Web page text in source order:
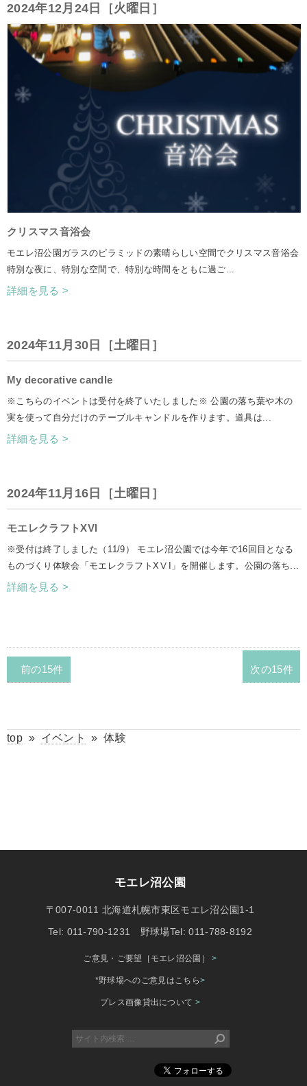
2024年12月24日［火曜日］
クリスマス音浴会
モエレ沼公園ガラスのピラミッドの素晴らしい空間でクリスマス音浴会
特別な夜に、特別な空間で、特別な時間をともに過ご...
詳細を見る >
2024年11月30日［土曜日］
My decorative candle
※こちらのイベントは受付を終了いたしました※ 公園の落ち葉や木の
実を使って自分だけのテーブルキャンドルを作ります。道具は...
詳細を見る >
2024年11月16日［土曜日］
モエレクラフトXVI
※受付は終了しました（11/9） モエレ沼公園では今年で16回目となる
ものづくり体験会「モエレクラフトXⅤI」を開催します。公園の落ち...
詳細を見る >
前の15件 次の15件
top» イベント »体験
モエレ沼公園
〒007-0011 北海道札幌市東区モエレ沼公園1-1
Tel: 011-790-1231 野球場Tel: 011-788-8192
ご意見・ご要望［モエレ沼公園］>
*野球場へのご意見はこちら>
プレス画像貸出について >